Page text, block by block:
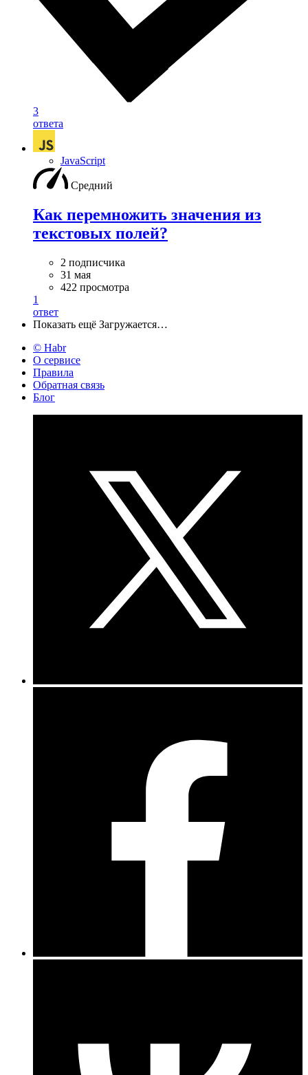
3
ответа
JavaScript
Средний
Как перемножить значения из
текстовых полей?
2 подписчика
31 мая
422 просмотра
1
ответ
Показать ещё Загружается…
© Habr
О сервисе
Правила
Обратная связь
Блог